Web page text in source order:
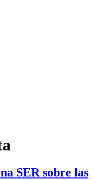
SER sobre las